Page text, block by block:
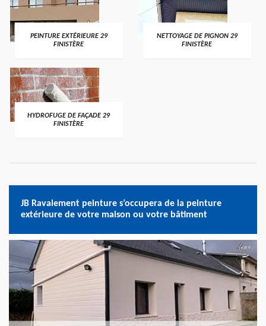
PEINTURE EXTÉRIEURE 29
FINISTÈRE
NETTOYAGE DE PIGNON 29
FINISTÈRE
HYDROFUGE DE FAÇADE 29
FINISTÈRE
JB Ravalement peinture s’occupera de la peinture
extérieure de votre maison ou votre bâtiment